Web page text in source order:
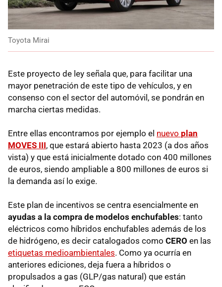
Toyota Mirai
Este proyecto de ley señala que, para facilitar una
mayor penetración de este tipo de vehículos, y en
consenso con el sector del automóvil, se pondrán en
marcha ciertas medidas.
Entre ellas encontramos por ejemplo el nuevo plan
MOVES III, que estará abierto hasta 2023 (a dos años
vista) y que está inicialmente dotado con 400 millones
de euros, siendo ampliable a 800 millones de euros si
la demanda así lo exige.
Este plan de incentivos se centra esencialmente en
ayudas a la compra de modelos enchufables: tanto
eléctricos como híbridos enchufables además de los
de hidrógeno, es decir catalogados como CERO en las
etiquetas medioambientales. Como ya ocurría en
anteriores ediciones, deja fuera a híbridos o
propulsados a gas (GLP/gas natural) que están